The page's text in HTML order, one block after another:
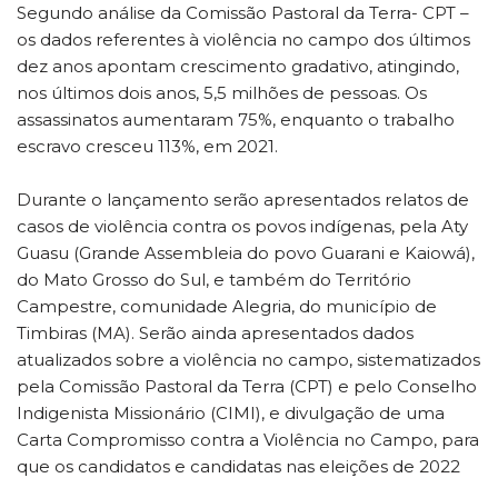
Segundo análise da Comissão Pastoral da Terra- CPT –
os dados referentes à violência no campo dos últimos
dez anos apontam crescimento gradativo, atingindo,
nos últimos dois anos, 5,5 milhões de pessoas. Os
assassinatos aumentaram 75%, enquanto o trabalho
escravo cresceu 113%, em 2021.
Durante o lançamento serão apresentados relatos de
casos de violência contra os povos indígenas, pela Aty
Guasu (Grande Assembleia do povo Guarani e Kaiowá),
do Mato Grosso do Sul, e também do Território
Campestre, comunidade Alegria, do município de
Timbiras (MA). Serão ainda apresentados dados
atualizados sobre a violência no campo, sistematizados
pela Comissão Pastoral da Terra (CPT) e pelo Conselho
Indigenista Missionário (CIMI), e divulgação de uma
Carta Compromisso contra a Violência no Campo, para
que os candidatos e candidatas nas eleições de 2022